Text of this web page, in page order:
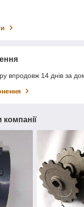
впродовж 14 днів за
компанії